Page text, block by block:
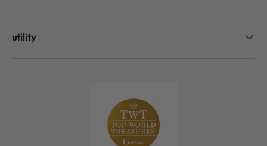
utility